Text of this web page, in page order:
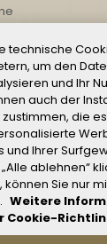
technische
um den
und Ihr
auch der
die
und Ihrer
ablehnen“
Sie nur
Weitere
Cookie-